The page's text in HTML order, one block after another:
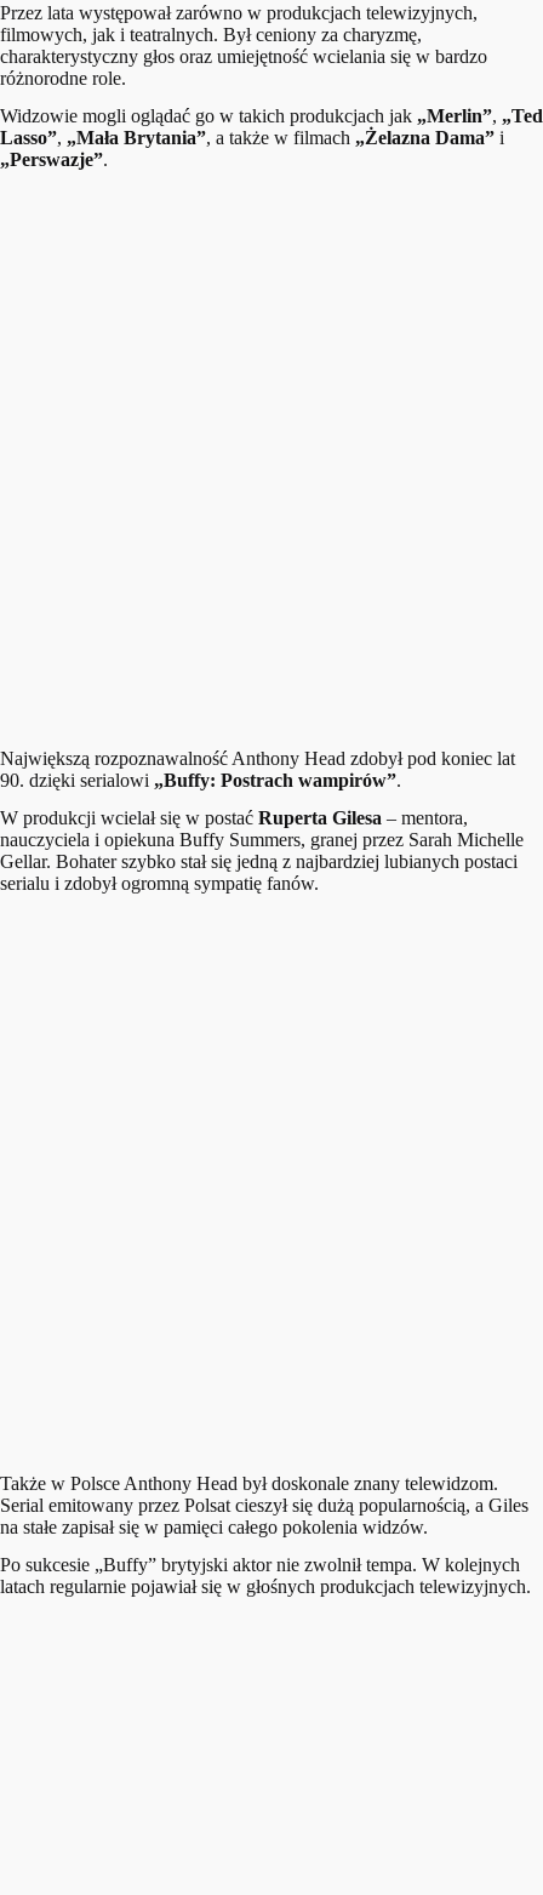
Przez lata występował zarówno w produkcjach telewizyjnych,
filmowych, jak i teatralnych. Był ceniony za charyzmę,
charakterystyczny głos oraz umiejętność wcielania się w bardzo
różnorodne role.
Widzowie mogli oglądać go w takich produkcjach jak „Merlin”, „Ted
Lasso”, „Mała Brytania”, a także w filmach „Żelazna Dama” i
„Perswazje”.
Największą rozpoznawalność Anthony Head zdobył pod koniec lat
90. dzięki serialowi „Buffy: Postrach wampirów”.
W produkcji wcielał się w postać Ruperta Gilesa – mentora,
nauczyciela i opiekuna Buffy Summers, granej przez Sarah Michelle
Gellar. Bohater szybko stał się jedną z najbardziej lubianych postaci
serialu i zdobył ogromną sympatię fanów.
Także w Polsce Anthony Head był doskonale znany telewidzom.
Serial emitowany przez Polsat cieszył się dużą popularnością, a Giles
na stałe zapisał się w pamięci całego pokolenia widzów.
Po sukcesie „Buffy” brytyjski aktor nie zwolnił tempa. W kolejnych
latach regularnie pojawiał się w głośnych produkcjach telewizyjnych.